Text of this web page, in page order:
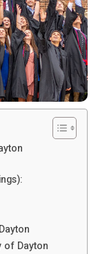
of Dayton